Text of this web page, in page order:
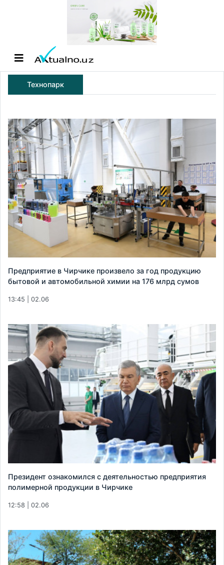
Технопарк
Предприятие в Чирчике произвело за год продукцию
бытовой и автомобильной химии на 176 млрд сумов
13:45 | 02.06
Президент ознакомился с деятельностью предприятия
полимерной продукции в Чирчике
12:58 | 02.06